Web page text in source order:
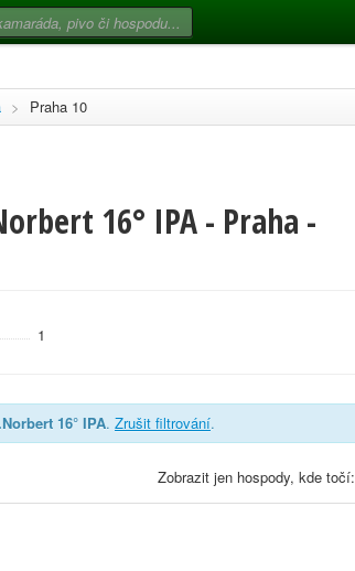
> Praha 10
16° IPA - Praha -
1
16° IPA. Zrušit filtrování.
Zobrazit jen hospody, kde točí: